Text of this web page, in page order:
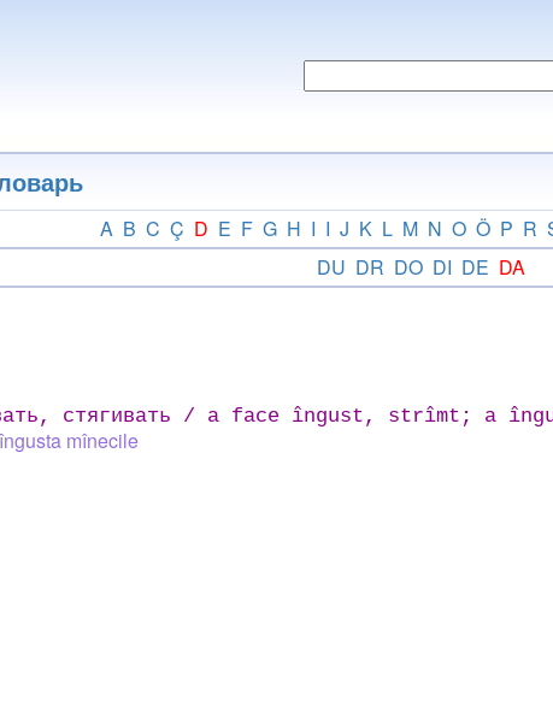
A B C Ç D E F G H I I J K L M N O Ö P R
DU DR DO DI DE DA
стягивать / a face îngust, strîmt; a
mînecile